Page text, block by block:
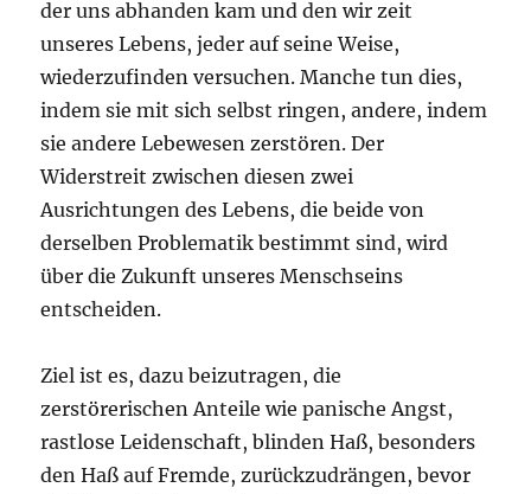
der uns abhanden kam und den wir zeit
unseres Lebens, jeder auf seine Weise,
wiederzufinden versuchen. Manche tun dies,
indem sie mit sich selbst ringen, andere, indem
sie andere Lebewesen zerstören. Der
Widerstreit zwischen diesen zwei
Ausrichtungen des Lebens, die beide von
derselben Problematik bestimmt sind, wird
über die Zukunft unseres Menschseins
entscheiden.
Ziel ist es, dazu beizutragen, die
zerstörerischen Anteile wie panische Angst,
rastlose Leidenschaft, blinden Haß, besonders
den Haß auf Fremde, zurückzudrängen, bevor